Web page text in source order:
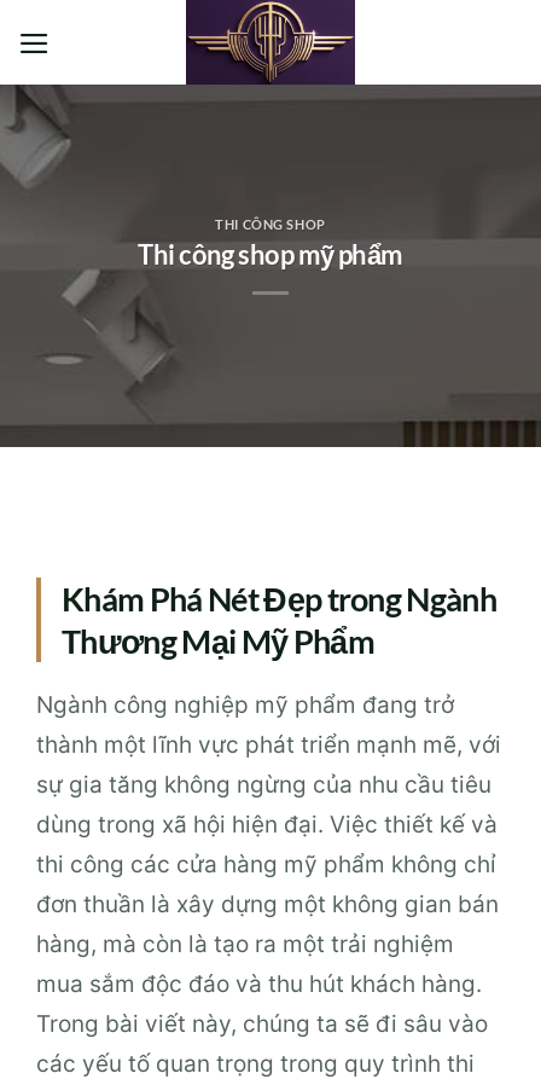
qua
dung
THI CÔNG SHOP
Thi công shop mỹ phẩm
Khám Phá Nét Đẹp trong Ngành
Thương Mại Mỹ Phẩm
Ngành công nghiệp mỹ phẩm đang trở
thành một lĩnh vực phát triển mạnh mẽ, với
sự gia tăng không ngừng của nhu cầu tiêu
dùng trong xã hội hiện đại. Việc thiết kế và
thi công các cửa hàng mỹ phẩm không chỉ
đơn thuần là xây dựng một không gian bán
hàng, mà còn là tạo ra một trải nghiệm
mua sắm độc đáo và thu hút khách hàng.
Trong bài viết này, chúng ta sẽ đi sâu vào
các yếu tố quan trọng trong quy trình thi